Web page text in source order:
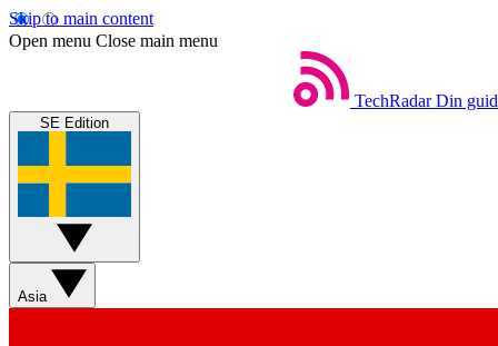
Skip to main content
Open menu Close main menu
TechRadar Din
SE Edition
Asia